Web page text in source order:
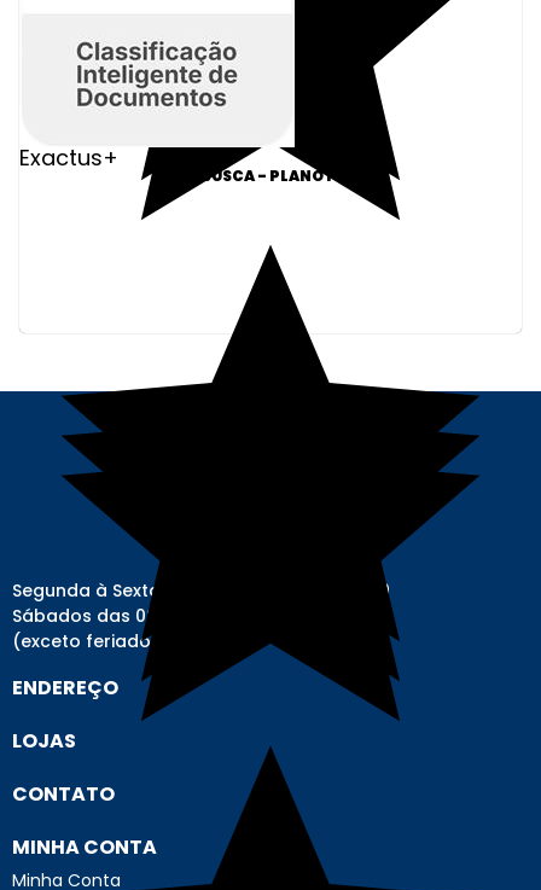
Exactus+
E-BUSCA - PLANO PRO
Segunda à Sexta-feira das 08h00 às 17h00
Sábados das 08h00 às 12h00
(exceto feriados)
ENDEREÇO
LOJAS
CONTATO
MINHA CONTA
Minha Conta